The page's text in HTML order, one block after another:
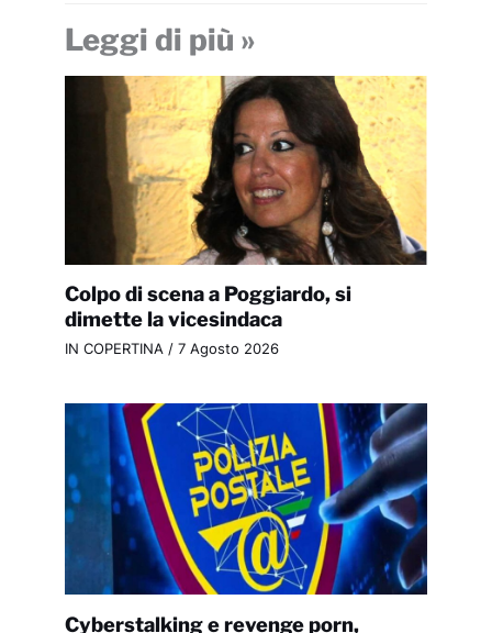
Leggi di più »
Colpo di scena a Poggiardo, si
dimette la vicesindaca
IN COPERTINA / 7 Agosto 2026
Cyberstalking e revenge porn,